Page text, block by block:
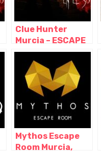
Clue Hunter
Murcia – ESCAPE
ROOM, Murcia –
Murcia
Mythos Escape
Room Murcia,